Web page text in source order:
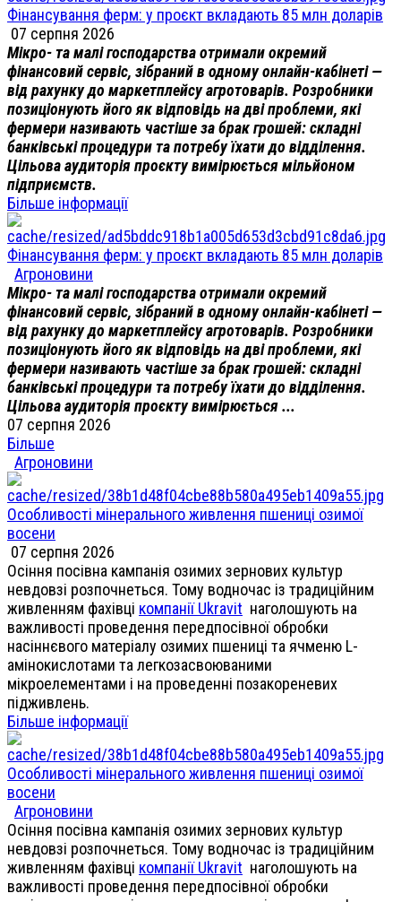
Фінансування ферм: у проєкт вкладають 85 млн доларів
07 серпня 2026
Мікро- та малі господарства отримали окремий
фінансовий сервіс, зібраний в одному онлайн-кабінеті —
від рахунку до маркетплейсу агротоварів. Розробники
позиціонують його як відповідь на дві проблеми, які
фермери називають частіше за брак грошей: складні
банківські процедури та потребу їхати до відділення.
Цільова аудиторія проєкту вимірюється мільйоном
підприємств.
Більше інформації
Фінансування ферм: у проєкт вкладають 85 млн доларів
Агроновини
Мікро- та малі господарства отримали окремий
фінансовий сервіс, зібраний в одному онлайн-кабінеті —
від рахунку до маркетплейсу агротоварів. Розробники
позиціонують його як відповідь на дві проблеми, які
фермери називають частіше за брак грошей: складні
банківські процедури та потребу їхати до відділення.
Цільова аудиторія проєкту вимірюється ...
07 серпня 2026
Більше
Агроновини
Особливості мінерального живлення пшениці озимої
восени
07 серпня 2026
Осіння посівна кампанія озимих зернових культур
невдовзі розпочнеться. Тому водночас із традиційним
живленням фахівці компанії Ukravit наголошують на
важливості проведення передпосівної обробки
насіннєвого матеріалу озимих пшениці та ячменю L-
амінокислотами та легкозасвоюваними
мікроелементами і на проведенні позакореневих
підживлень.
Більше інформації
Особливості мінерального живлення пшениці озимої
восени
Агроновини
Осіння посівна кампанія озимих зернових культур
невдовзі розпочнеться. Тому водночас із традиційним
живленням фахівці компанії Ukravit наголошують на
важливості проведення передпосівної обробки